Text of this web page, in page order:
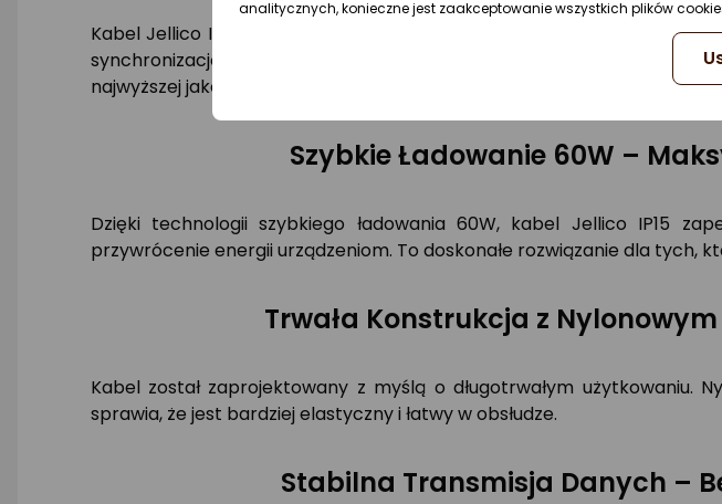
Kabel Jellico IP15 USB-C na USB-C o długości 1 metra to akcesorium
synchronizację danych. Dzięki mocy 60W, stanowi idealne
najwyższej jakości, jest odporny na codzienne użytkowanie oraz częste
Szybkie Ładowanie 60W –
Dzięki technologii szybkiego ładowania 60W, kabel Jellico IP15
przywrócenie energii urządzeniom. To doskonałe rozwiązanie dla tych,
Trwała Konstrukcja z
Kabel został zaprojektowany z myślą o długotrwałym
sprawia, że jest bardziej elastyczny i łatwy w obsłudze.
Stabilna Transmisja Danych –
analitycznych, konieczne jest zaakceptowanie wszystkich plików